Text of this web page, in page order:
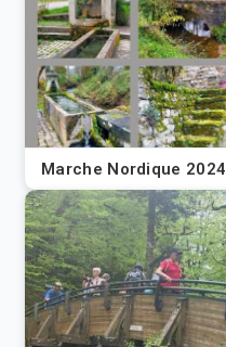
Marche Nordique 2024